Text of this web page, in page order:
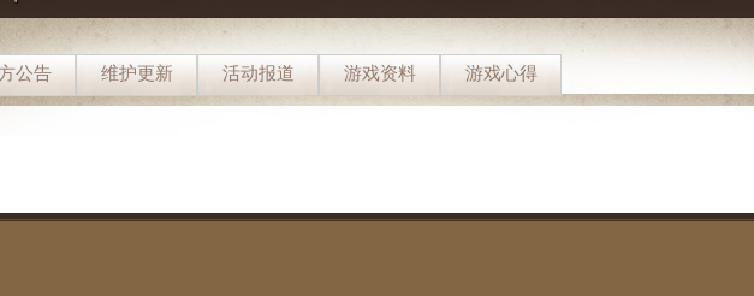
公告 维护更新 活动报道 游戏资料 游戏心得